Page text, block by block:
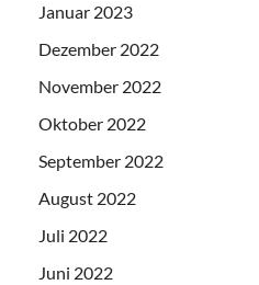
Januar 2023
Dezember 2022
November 2022
Oktober 2022
September 2022
August 2022
Juli 2022
Juni 2022